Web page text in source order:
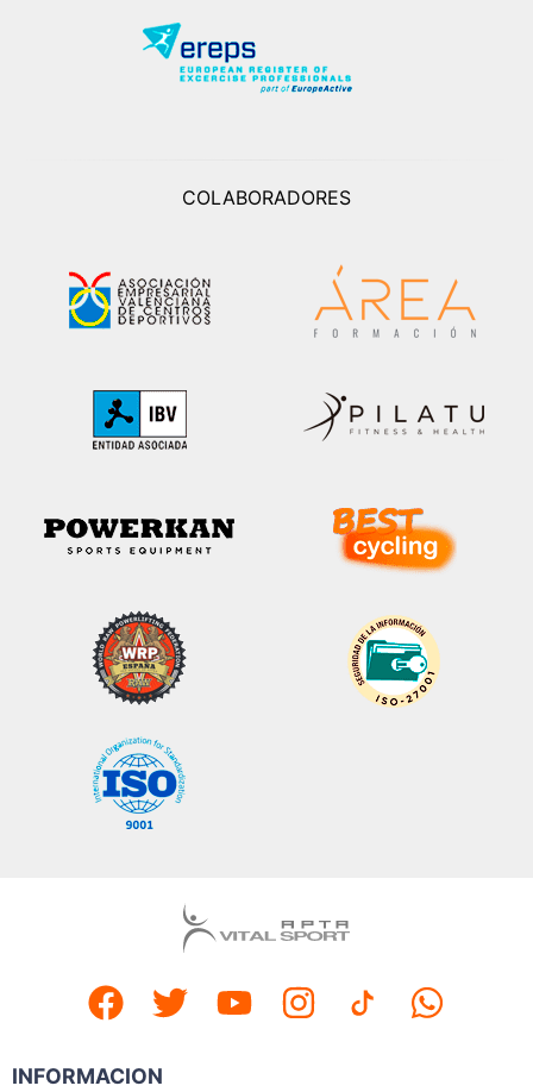
COLABORADORES
INFORMACION